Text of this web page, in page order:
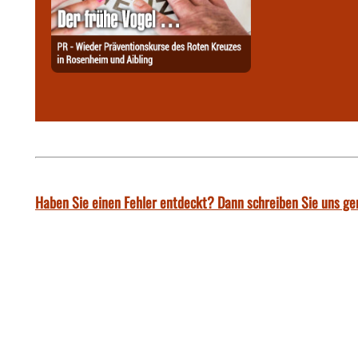
Haben Sie einen Fehler entdeckt? Dann schreiben Sie uns